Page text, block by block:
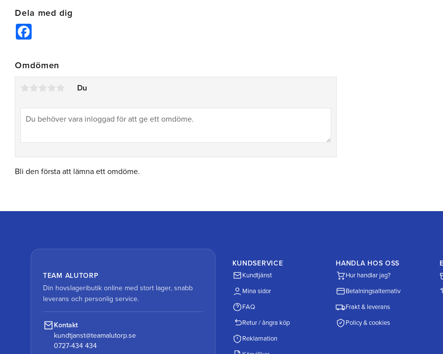
Dela med dig
Omdömen
Du
Bli den första att lämna ett omdöme.
TEAM ALUTORP
Din hovslageributik online med stort lager, snabb
leverans och personlig service.
Kontakt
kundtjanst@teamalutorp.se
0727-434 434
KUNDSERVICE
Kundtjänst
Mina sidor
FAQ
Retur / ångra köp
Reklamation
HANDLA HOS OSS
Hur handlar jag?
Betalningsalternativ
Frakt & leverans
Policy & cookies